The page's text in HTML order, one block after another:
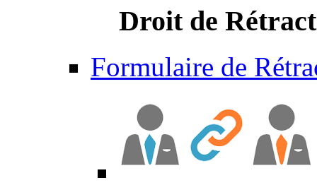
Droit de
Formulaire de